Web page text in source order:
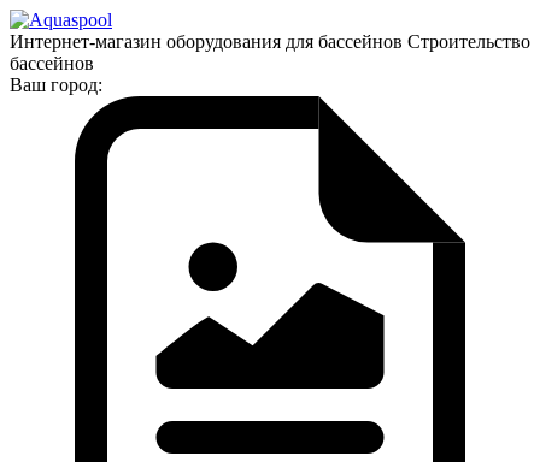
Интернет-магазин оборудования для бассейнов Строительство
бассейнов
Ваш город: